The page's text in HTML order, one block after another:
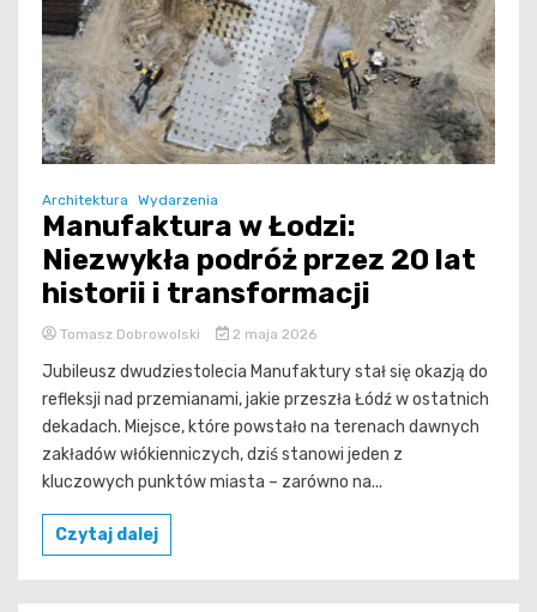
Architektura Wydarzenia
Manufaktura w Łodzi:
Niezwykła podróż przez 20 lat
historii i transformacji
Tomasz Dobrowolski 2 maja 2026
Jubileusz dwudziestolecia Manufaktury stał się okazją do
refleksji nad przemianami, jakie przeszła Łódź w ostatnich
dekadach. Miejsce, które powstało na terenach dawnych
zakładów włókienniczych, dziś stanowi jeden z
kluczowych punktów miasta – zarówno na...
Czytaj dalej